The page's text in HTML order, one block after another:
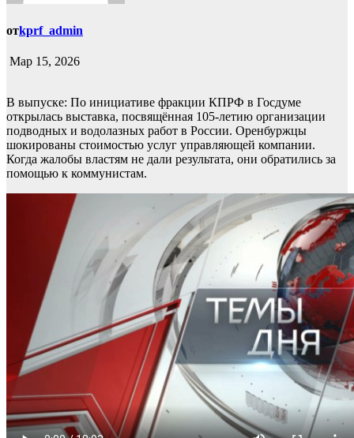
отkprf_admin
Мар 15, 2026
В выпуске: По инициативе фракции КПРФ в Госдуме
открылась выставка, посвящённая 105-летию организации
подводных и водолазных работ в России. Оренбуржцы
шокированы стоимостью услуг управляющей компании.
Когда жалобы властям не дали результата, они обратились за
помощью к коммунистам.